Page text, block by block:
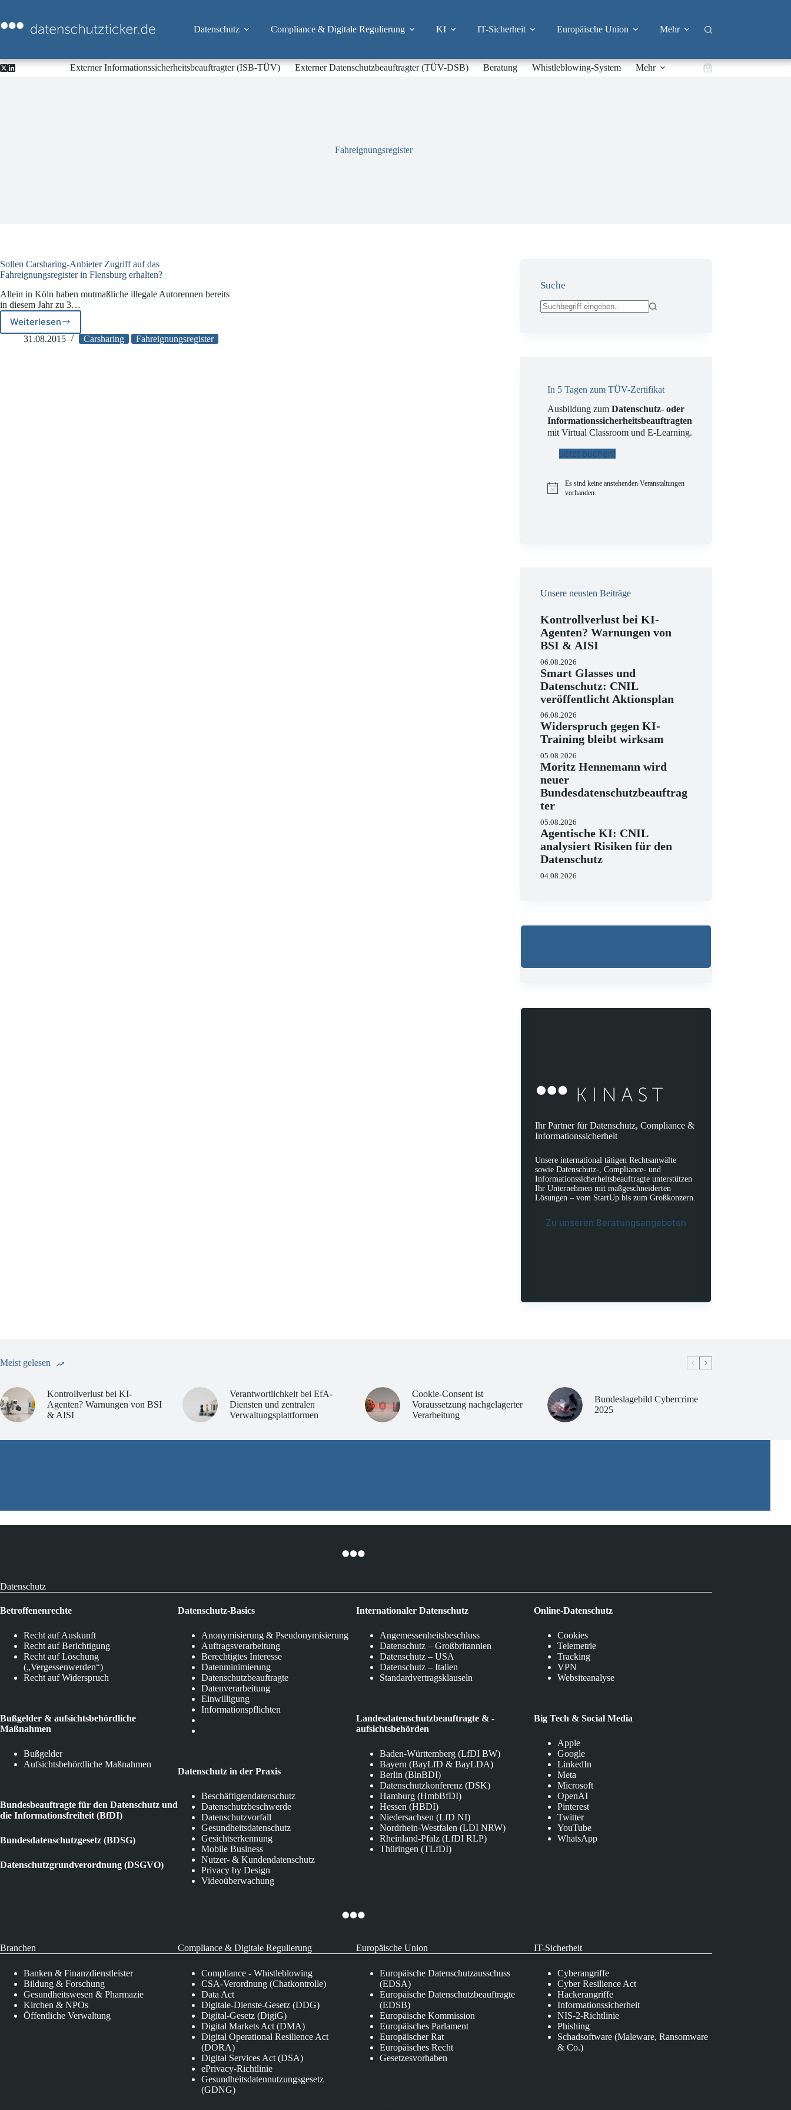
springen
Datenschutz Compliance & Digitale Regulierung KI IT-Sicherheit Europäische Union Mehr
Externer Informationssicherheitsbeauftragter (ISB-TÜV) Externer Datenschutzbeauftragter (TÜV-DSB) Beratung Whistleblowing-System Mehr Warenkorb
Fahreignungsregister
Sollen Carsharing-Anbieter Zugriff auf das
Fahreignungsregister in Flensburg erhalten?
Allein in Köln haben mutmaßliche illegale Autorennen bereits
in diesem Jahr zu 3…
Weiterlesen
Sollen
Carsharing-
31.08.2015 Carsharing Fahreignungsregister
Suche
In 5 Tagen zum TÜV-Zertifikat
Ausbildung zumDatenschutz- oder
Informationssicherheitsbeauftragten
mit Virtual Classroom und E-Learning.
Jetzt buchen!
H
Es sind keine anstehenden Veranstaltungen
vorhanden.
Unsere neusten Beiträge
Kontrollverlust bei KI-
Agenten? Warnungen von
BSI & AISI
06.08.2026
Smart Glasses und
Datenschutz: CNIL
veröffentlicht Aktionsplan
06.08.2026
Widerspruch gegen KI-
Training bleibt wirksam
05.08.2026
Moritz Hennemann wird
neuer
Bundesdatenschutzbeauftrag
ter
05.08.2026
Agentische KI: CNIL
analysiert Risiken für den
Datenschutz
04.08.2026
Ihr Partner für Datenschutz, Compliance &
Informationssicherheit
Unsere international tätigen Rechtsanwälte
sowie Datenschutz-, Compliance- und
Informationssicherheitsbeauftragte unterstützen
Ihr Unternehmen mit maßgeschneiderten
Lösungen – vom StartUp bis zum Großkonzern.
Zu unseren Beratungsangeboten
Meist gelesen
Kontrollverlust bei KI-
Agenten? Warnungen von BSI
& AISI
Verantwortlichkeit bei EfA-
Diensten und zentralen
Verwaltungsplattformen
Cookie-Consent ist
Voraussetzung nachgelagerter
Verarbeitung
Bundeslagebild Cybercrime
2025
Datenschutz
Betroffenenrechte
Recht auf Auskunft
Recht auf Berichtigung
Recht auf Löschung
(„Vergessenwerden“)
Recht auf Widerspruch
Bußgelder & aufsichtsbehördliche
Maßnahmen
Bußgelder
Aufsichtsbehördliche Maßnahmen
Bundesbeauftragte für den Datenschutz und
die Informationsfreiheit (BfDI)
Bundesdatenschutzgesetz (BDSG)
Datenschutzgrundverordnung (DSGVO)
Datenschutz-Basics
Anonymisierung & Pseudonymisierung
Auftragsverarbeitung
Berechtigtes Interesse
Datenminimierung
Datenschutzbeauftragte
Datenverarbeitung
Einwilligung
Informationspflichten
Datenschutz in der Praxis
Beschäftigtendatenschutz
Datenschutzbeschwerde
Datenschutzvorfall
Gesundheitsdatenschutz
Gesichtserkennung
Mobile Business
Nutzer- & Kundendatenschutz
Privacy by Design
Videoüberwachung
Internationaler Datenschutz
Angemessenheitsbeschluss
Datenschutz – Großbritannien
Datenschutz – USA
Datenschutz – Italien
Standardvertragsklauseln
Landesdatenschutzbeauftragte & -
aufsichtsbehörden
Baden-Württemberg (LfDI BW)
Bayern (BayLfD & BayLDA)
Berlin (BlnBDI)
Datenschutzkonferenz (DSK)
Hamburg (HmbBfDI)
Hessen (HBDI)
Niedersachsen (LfD NI)
Nordrhein-Westfalen (LDI NRW)
Rheinland-Pfalz (LfDI RLP)
Thüringen (TLfDI)
Online-Datenschutz
Cookies
Telemetrie
Tracking
VPN
Websiteanalyse
Big Tech & Social Media
Apple
Google
LinkedIn
Meta
Microsoft
OpenAI
Pinterest
Twitter
YouTube
WhatsApp
Branchen
Banken & Finanzdienstleister
Bildung & Forschung
Gesundheitswesen & Pharmazie
Kirchen & NPOs
Öffentliche Verwaltung
Compliance & Digitale Regulierung
Compliance - Whistleblowing
CSA-Verordnung (Chatkontrolle)
Data Act
Digitale-Dienste-Gesetz (DDG)
Digital-Gesetz (DigiG)
Digital Markets Act (DMA)
Digital Operational Resilience Act
(DORA)
Digital Services Act (DSA)
ePrivacy-Richtlinie
Gesundheitsdatennutzungsgesetz
(GDNG)
Europäische Union
Europäische Datenschutzausschuss
(EDSA)
Europäische Datenschutzbeauftragte
(EDSB)
Europäische Kommission
Europäisches Parlament
Europäischer Rat
Europäisches Recht
Gesetzesvorhaben
IT-Sicherheit
Cyberangriffe
Cyber Resilience Act
Hackerangriffe
Informationssicherheit
NIS-2-Richtlinie
Phishing
Schadsoftware (Maleware, Ransomware
& Co.)